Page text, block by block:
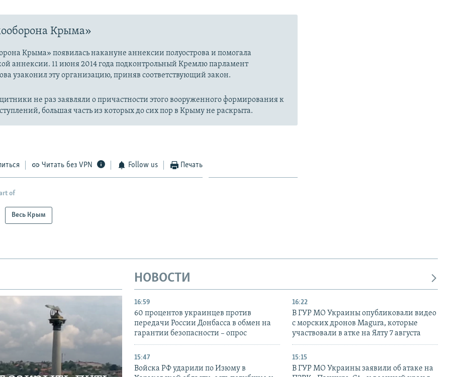
Крыма»
Крыма» появилась накануне аннексии полуострова и помогала
аннексии. 11 июня 2014 года подконтрольный Кремлю парламент
узаконил эту организацию, приняв соответствующий закон.
не раз заявляли о причастности этого вооруженного формирования к
большая часть из которых до сих пор в Крыму не раскрыта.
Читать без VPN Follow us Печать
of
Весь Крым
НОВОСТИ
16:59
60 процентов украинцев против
передачи России Донбасса в обмен на
гарантии безопасности – опрос
16:22
В ГУР МО Украины опубликовали видео
с морских дронов Magura, которые
участвовали в атке на Ялту 7 августа
15:47
Войска РФ ударили по Изюму в
15:15
В ГУР МО Украины заявили об атаке на